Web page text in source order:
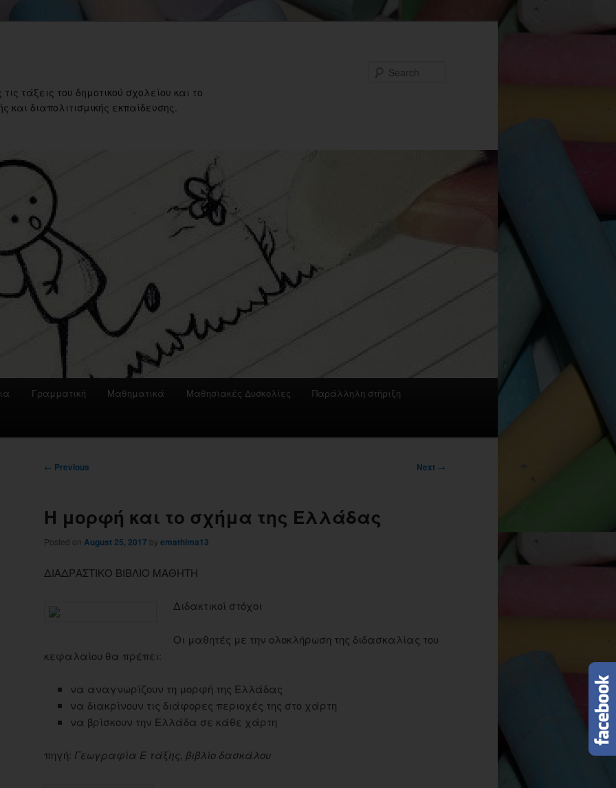
τάξεις του δημοτικού σχολείου και το
διαπολιτισμικής εκπαίδευσης.
Γραμματική Μαθηματικά Μαθησιακές Δυσκολίες Παράλληλη στήριξη
Post
← Previous Next →
Η μορφή και το σχήμα της Ελλάδας
Posted on August 25, 2017 by emathima13
ΔΙΑΔΡΑΣΤΙΚΟ ΒΙΒΛΙΟ ΜΑΘΗΤΗ
Διδακτικοί στόχοι
Οι μαθητές με την ολοκλήρωση της διδασκαλίας του
κεφαλαίου θα πρέπει:
να αναγνωρίζουν τη μορφή της Ελλάδας
να διακρίνουν τις διάφορες περιοχές της στο χάρτη
να βρίσκουν την Ελλάδα σε κάθε χάρτη
πηγή: Γεωγραφία Ε τάξης, βιβλίο δασκάλου